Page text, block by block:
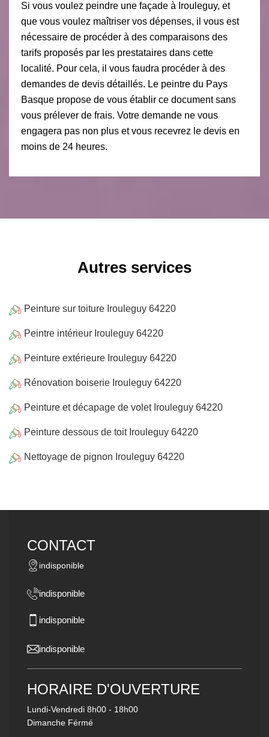
Si vous voulez peindre une façade à Irouleguy, et
que vous voulez maîtriser vos dépenses, il vous est
nécessaire de procéder à des comparaisons des
tarifs proposés par les prestataires dans cette
localité. Pour cela, il vous faudra procéder à des
demandes de devis détaillés. Le peintre du Pays
Basque propose de vous établir ce document sans
vous prélever de frais. Votre demande ne vous
engagera pas non plus et vous recevrez le devis en
moins de 24 heures.
Autres services
Peinture sur toiture Irouleguy 64220
Peintre intérieur Irouleguy 64220
Peinture extérieure Irouleguy 64220
Rénovation boiserie Irouleguy 64220
Peinture et décapage de volet Irouleguy 64220
Peinture dessous de toit Irouleguy 64220
Nettoyage de pignon Irouleguy 64220
CONTACT
indisponible
indisponible
indisponible
indisponible
HORAIRE D'OUVERTURE
Lundi-Vendredi 8h00 - 18h00
Dimanche Férmé